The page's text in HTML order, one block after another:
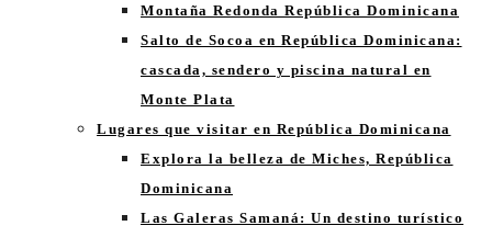
Montaña Redonda República Dominicana
Salto de Socoa en República Dominicana:
cascada, sendero y piscina natural en
Monte Plata
Lugares que visitar en República Dominicana
Explora la belleza de Miches, República
Dominicana
Las Galeras Samaná: Un destino turístico